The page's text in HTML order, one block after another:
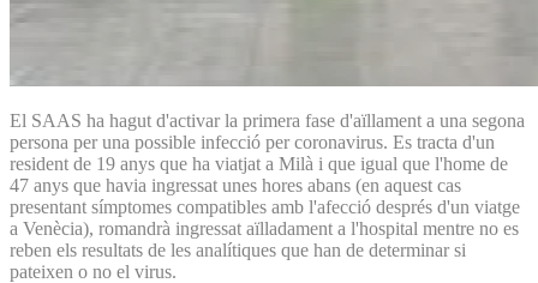
El SAAS ha hagut d'activar la primera fase d'aïllament a una segona
persona per una possible infecció per coronavirus. Es tracta d'un
resident de 19 anys que ha viatjat a Milà i que igual que l'home de
47 anys que havia ingressat unes hores abans (en aquest cas
presentant símptomes compatibles amb l'afecció després d'un viatge
a Venècia), romandrà ingressat aïlladament a l'hospital mentre no es
reben els resultats de les analítiques que han de determinar si
pateixen o no el virus.